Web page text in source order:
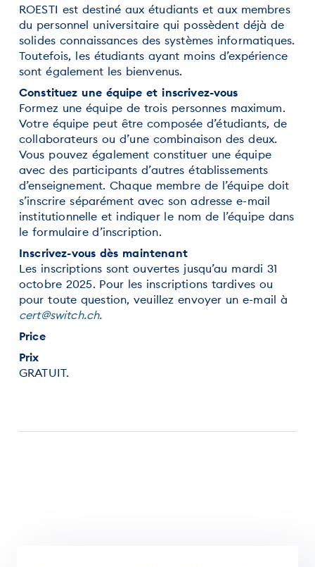
ROESTI est destiné aux étudiants et aux membres
du personnel universitaire qui possèdent déjà de
solides connaissances des systèmes informatiques.
Toutefois, les étudiants ayant moins d’expérience
sont également les bienvenus.
Constituez une équipe et inscrivez-vous
Formez une équipe de trois personnes maximum.
Votre équipe peut être composée d’étudiants, de
collaborateurs ou d’une combinaison des deux.
Vous pouvez également constituer une équipe
avec des participants d’autres établissements
d’enseignement. Chaque membre de l’équipe doit
s’inscrire séparément avec son adresse e-mail
institutionnelle et indiquer le nom de l’équipe dans
le formulaire d’inscription.
Inscrivez-vous dès maintenant
Les inscriptions sont ouvertes jusqu’au mardi 31
octobre 2025. Pour les inscriptions tardives ou
pour toute question, veuillez envoyer un e-mail à
cert@switch.ch.
Price
Prix
GRATUIT.